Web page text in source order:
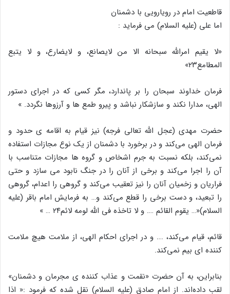
قاطعیت امام در رویارویی با دشمنان
اما علی (علیه السلام) می فرماید :
«لا یقیم امرالله سبحانه الا من لایصانع، و لایضارع، و لا یتبع
المطامع۲۳»
فرمان خداوند سبحان را بر پاندارد، مگر کسی که در اجرای دستور
الهی، مدارا نکند و سازشکار نباشد و پیرو طمع ها و آرزوها نگردد. »
حضرت مهدی (عجل الله تعالی فرجه) نیز قیام به اقامه ی حدود و
فرمان الهی می‌کند و در برخورد با دشمنان از یک نوع مجازات استفاده
نمی‌کند، بلکه نسبت به جرم اشخاص و گروه ها مجازات متناسب با
آن را اجرا می‌کند و برخی از آنان را در جنگ نابود می سازد و حتی
فراریان و زخمیان آنان را نیز تعقیب می‌کند و گروهی را اعدام، گروهی
را تبعید، و دست برخی را قطع می‌کند و… به فرمایش امام باقر (علیه
السلام)«… یقوم القائم …. و لا تاخذه فی الله لومه لائم۲۴ … »
قائم، قیام می‌کند، …. و در اجرای احکام الهی، از ملامت هیچ ملامت
کننده ای بیم نمی‌کند.
بنابراین، به آن حضرت «نقمت و عذاب کننده ی مجرمان و دشمنان»
لقب داده‌اند. از امام صادق (علیه السلام) نقل شده که فرمود :« اذا